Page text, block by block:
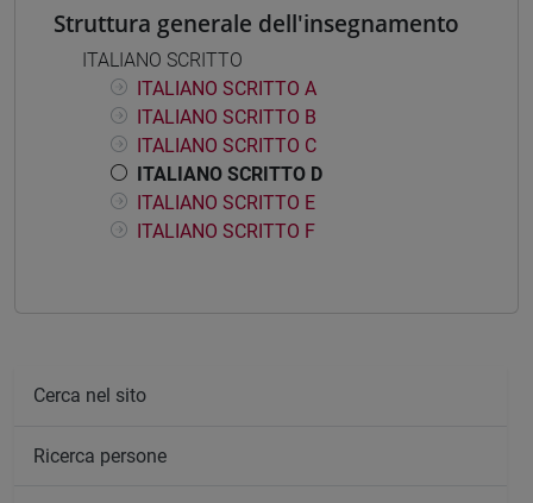
Struttura generale dell'insegnamento
ITALIANO SCRITTO
ITALIANO SCRITTO A
ITALIANO SCRITTO B
ITALIANO SCRITTO C
ITALIANO SCRITTO D
ITALIANO SCRITTO E
ITALIANO SCRITTO F
Cerca nel sito
Ricerca persone